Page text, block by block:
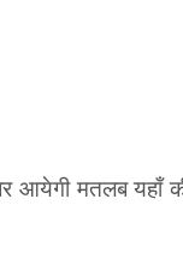
आयेगी मतलब यहाँ